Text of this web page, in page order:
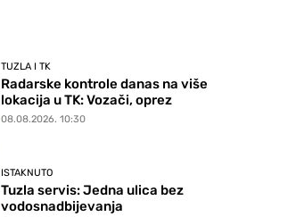
TUZLA I TK
Radarske kontrole danas na više
lokacija u TK: Vozači, oprez
08.08.2026. 10:30
ISTAKNUTO
Tuzla servis: Jedna ulica bez
vodosnadbijevanja